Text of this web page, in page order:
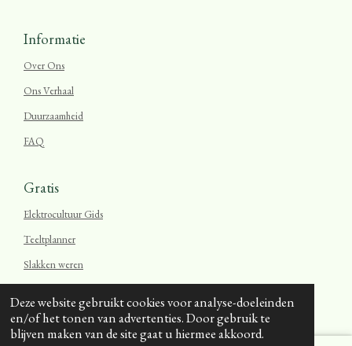
Deze website gebruikt cookies voor analyse-doeleinden
en/of het tonen van advertenties. Door gebruik te
blijven maken van de site gaat u hiermee akkoord.
Informatie
Over Ons
Ons Verhaal
Duurzaamheid
FAQ
Gratis
Elektrocultuur Gids
Teeltplanner
Slakken weren
© 2026 Oerzaad.nlgemaakt met ❤ voor onze natuur.